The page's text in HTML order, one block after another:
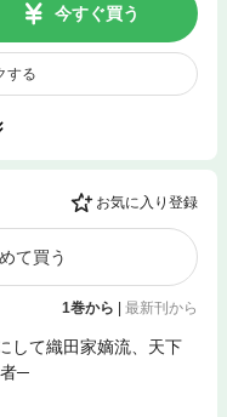
今すぐ買う
する
お気に入り登録
て買う
1巻から | 最新刊から
て織田家嫡流、天下
─